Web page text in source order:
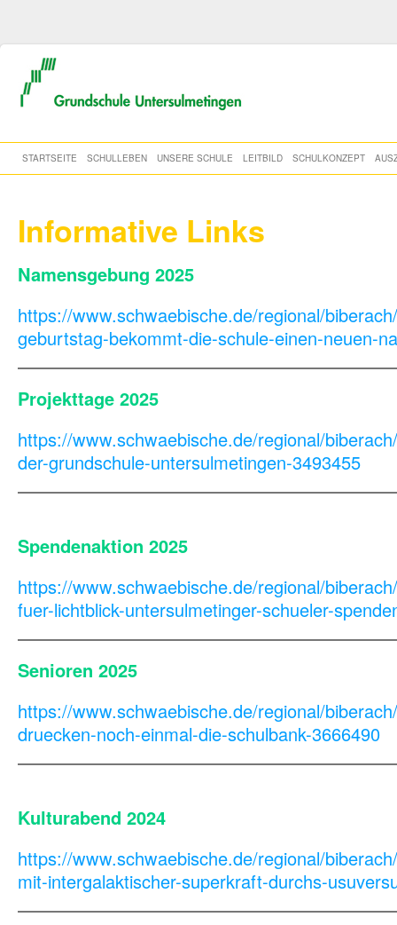
STARTSEITE SCHULLEBEN UNSERE SCHULE LEITBILD SCHULKONZEPT
Informative Links
Namensgebung 2025
https://www.schwaebische.de/regional/
geburtstag-bekommt-die-schule-einen-neuen-
Projekttage 2025
https://www.schwaebische.de/regional/
der-grundschule-untersulmetingen-3493455
Spendenaktion 2025
https://www.schwaebische.de/regional/
fuer-lichtblick-untersulmetinger-schueler-
Senioren 2025
https://www.schwaebische.de/regional/
druecken-noch-einmal-die-schulbank-3666490
Kulturabend 2024
https://www.schwaebische.de/regional/
mit-intergalaktischer-superkraft-durchs-